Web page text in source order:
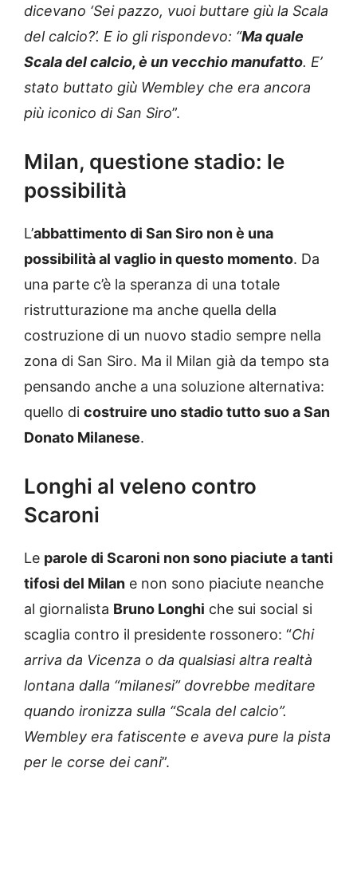
dicevano ‘Sei pazzo, vuoi buttare giù la Scala
del calcio?’. E io gli rispondevo: “Ma quale
Scala del calcio, è un vecchio manufatto. E’
stato buttato giù Wembley che era ancora
più iconico di San Siro”.
Milan, questione stadio: le
possibilità
L’abbattimento di San Siro non è una
possibilità al vaglio in questo momento. Da
una parte c’è la speranza di una totale
ristrutturazione ma anche quella della
costruzione di un nuovo stadio sempre nella
zona di San Siro. Ma il Milan già da tempo sta
pensando anche a una soluzione alternativa:
quello di costruire uno stadio tutto suo a San
Donato Milanese.
Longhi al veleno contro
Scaroni
Le parole di Scaroni non sono piaciute a tanti
tifosi del Milan e non sono piaciute neanche
al giornalista Bruno Longhi che sui social si
scaglia contro il presidente rossonero: “Chi
arriva da Vicenza o da qualsiasi altra realtà
lontana dalla “milanesi” dovrebbe meditare
quando ironizza sulla “Scala del calcio”.
Wembley era fatiscente e aveva pure la pista
per le corse dei cani”.